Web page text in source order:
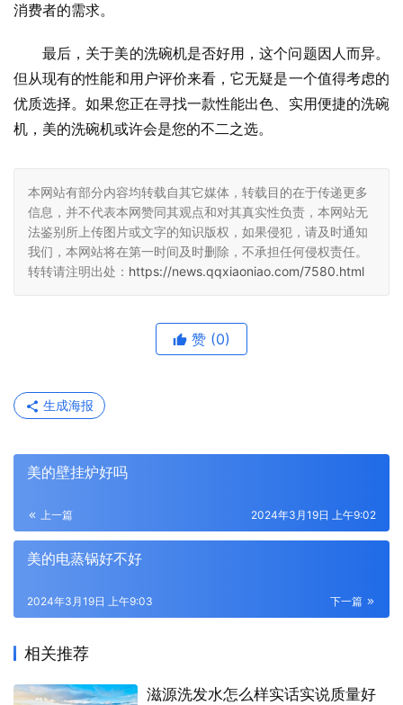
消费者的需求。
最后，关于美的洗碗机是否好用，这个问题因人而异。
但从现有的性能和用户评价来看，它无疑是一个值得考虑的
优质选择。如果您正在寻找一款性能出色、实用便捷的洗碗
机，美的洗碗机或许会是您的不二之选。
本网站有部分内容均转载自其它媒体，转载目的在于传递更多
信息，并不代表本网赞同其观点和对其真实性负责，本网站无
法鉴别所上传图片或文字的知识版权，如果侵犯，请及时通知
我们，本网站将在第一时间及时删除，不承担任何侵权责任。
转转请注明出处： https://news.qqxiaoniao.com/7580.html
赞 (0)
生成海报
美的壁挂炉好吗
上一篇 2024年3月19日 上午9:02
美的电蒸锅好不好
下一篇
2024年3月19日 上午9:03
相关推荐
滋源洗发水怎么样实话实说质量好